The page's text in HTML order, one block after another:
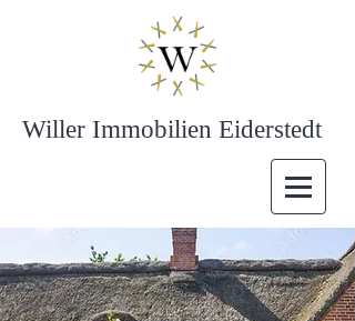
Willer Immobilien Eiderstedt